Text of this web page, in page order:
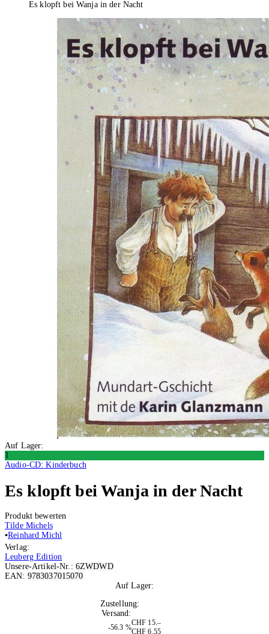
Es klopft bei Wanja in der Nacht
Auf Lager:
1
Audio-CD: Kinderbuch
Es klopft bei Wanja in der Nacht
Produkt bewerten
Tilde Michels
▪Reinhard Michl
Verlag:
Leuberg Edition
Unsere-Artikel-Nr.: 6ZWDWD
EAN: 9783037015070
Auf Lager:
Zustellung:
Versand:
-56.3 %
CHF 15.–
CHF 6.55